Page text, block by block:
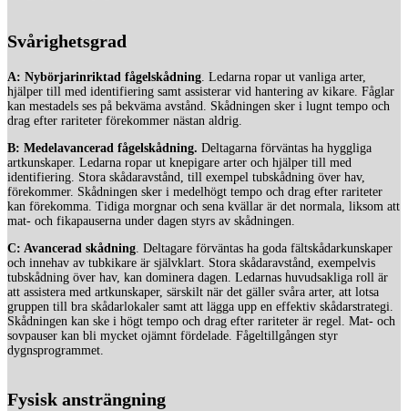
Svårighetsgrad
A: Nybörjarinriktad fågelskådning. Ledarna ropar ut vanliga arter,
hjälper till med identifiering samt assisterar vid hantering av kikare. Fåglar
kan mestadels ses på bekväma avstånd. Skådningen sker i lugnt tempo och
drag efter rariteter förekommer nästan aldrig.
B: Medelavancerad fågelskådning. Deltagarna förväntas ha hyggliga
artkunskaper. Ledarna ropar ut knepigare arter och hjälper till med
identifiering. Stora skådaravstånd, till exempel tubskådning över hav,
förekommer. Skådningen sker i medelhögt tempo och drag efter rariteter
kan förekomma. Tidiga morgnar och sena kvällar är det normala, liksom att
mat- och fikapauserna under dagen styrs av skådningen.
C: Avancerad skådning. Deltagare förväntas ha goda fältskådarkunskaper
och innehav av tubkikare är självklart. Stora skådaravstånd, exempelvis
tubskådning över hav, kan dominera dagen. Ledarnas huvudsakliga roll är
att assistera med artkunskaper, särskilt när det gäller svåra arter, att lotsa
gruppen till bra skådarlokaler samt att lägga upp en effektiv skådarstrategi.
Skådningen kan ske i högt tempo och drag efter rariteter är regel. Mat- och
sovpauser kan bli mycket ojämnt fördelade. Fågeltillgången styr
dygnsprogrammet.
Fysisk ansträngning